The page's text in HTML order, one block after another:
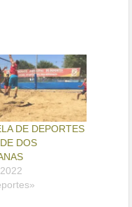
DE DEPORTES
DOS